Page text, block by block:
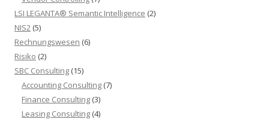
LSI LEGANTA® Semantic Intelligence (2)
NIS2 (5)
Rechnungswesen (6)
Risiko (2)
SBC Consulting (15)
Accounting Consulting (7)
Finance Consulting (3)
Leasing Consulting (4)